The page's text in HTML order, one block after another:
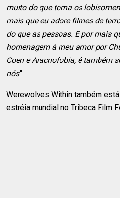
muito do que torna os
mais que eu adore filmes de
do que as pessoas. E por mais
homenagem à meu amor por
Coen e Aracnofobia, é também
nós."
Werewolves Within também
estréia mundial no Tribeca Film